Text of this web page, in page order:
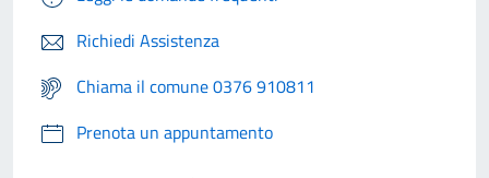
Richiedi Assistenza
Chiama il comune 0376 910811
Prenota un appuntamento